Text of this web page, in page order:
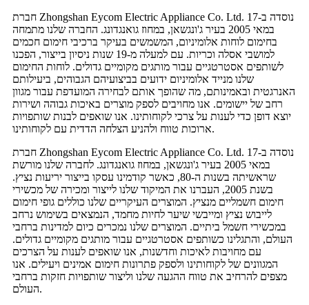
חברת Zhongshan Eycom Electric Appliance Co. Ltd. נוסדה ב-17
במאי 2005 בעיר ג'ונגשאן, במחוז גואנגדונג. החברה שלנו מתמחה
בחימום לוחות אלומיניום, המשמשים בעיקר ברכיבי חימום חכמים
למושבי אסלה וכריות. עם למעלה מ-19 שנות ניסיון בייצור, הפכנו
לשותפים אסטרטגיים עבור מותגים מקומיים גדולים. לוחות החימום
שלנו מנייד אלומיניום ידועים בביצועיהם הגבוהים, ביעילותם
האנרגטית ובאמינותם, מה שהופך אותם לבחירה המועדפת עבור מגוון
רחב של יישומים. אנו מחויבים לספק מוצרים באיכות גבוהה ושירות
יוצא דופן כדי לענות על צרכי לקוחותינו. אנו שואפים לבנות שותפויות
ארוכות טווח ולהניע הצלחה הדדית עם לקוחותינו.
חברת Zhongshan Eycom Electric Appliance Co. Ltd. נוסדה ב-17
במאי 2005 בעיר ג'ונגשאן, במחוז גואנגדונג. לחברה שלנו מורשת
שראשיתה בשנות ה-80, כאשר קודמינו עסקו בייצור יריעות נציץ.
בשנת 2005, העברנו את המיקוד שלנו לייצור ומכירה של מכשירי
חימום חשמליים מנציץ. המוצרים העיקריים שלנו כוללים גופי חימום
לייבוש נציץ ומייבשי שיער לחיות מחמד, הנמצאים בשימוש נרחב
במכשירי חשמל ביתיים. המוצרים שלנו נמכרים כיום למדינות ברחבי
העולם, והתגלינו כשותפים אסטרטגיים עבור מותגים מקומיים גדולים.
עם מחויבות לאיכות וחדשנות, אנו שואפים לענות על הצרכים
המגוונים של לקוחותינו ולספק פתרונות חימום אמינים ויעילים. אנו
מצפים להרחיב את טווח ההגעה שלנו וליצור שותפויות חזקות ברחבי
העולם.